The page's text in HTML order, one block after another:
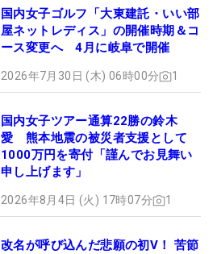
国内女子ゴルフ「大東建託・いい部
屋ネットレディス」の開催時期＆コ
ース変更へ 4月に岐阜で開催
2026年7月30日 (木) 06時00分 1
国内女子ツアー通算22勝の鈴木
愛 熊本地震の被災者支援として
1000万円を寄付「謹んでお見舞い
申し上げます」
2026年8月4日 (火) 17時07分 1
改名が呼び込んだ悲願の初V！ 苦節